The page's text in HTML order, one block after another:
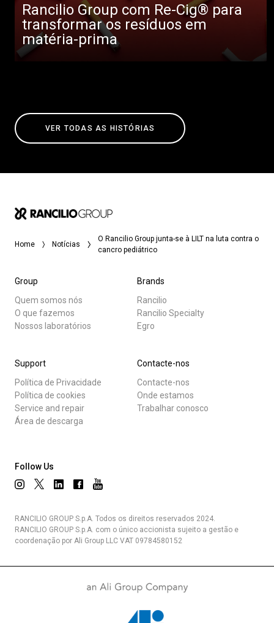
Rancilio Group com Re-Cig® para
transformar os resíduos em
matéria-prima
VER TODAS AS HISTÓRIAS
Home Notícias
O Rancilio Group junta-se à LILT na luta contra o
cancro pediátrico
Group
Quem somos nós
O que fazemos
Nossos laboratórios
Brands
Rancilio
Rancilio Specialty
Egro
Support
Política de Privacidade
Política de cookies
Service and repair
Área de descarga
Contacte-nos
Contacte-nos
Onde estamos
Trabalhar conosco
Follow Us
RANCILIO GROUP S.p.A. Todos os direitos reservados 2024.
RANCILIO GROUP S.p.A. com o único accionista sujeito a gestão e
coordenação por Ali Group LLC VAT 09784580152